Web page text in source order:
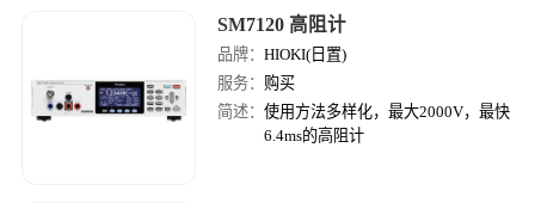
SM7120 高阻计
品牌：HIOKI(日置)
服务： 购买
简述：使用方法多样化，最大2000V，最快
6.4ms的高阻计